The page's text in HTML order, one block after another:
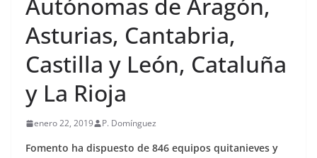
Asturias, Cantabria,
Castilla y León, Cataluña
y La Rioja
enero 22, 2019 P. Domínguez
Fomento ha dispuesto de 846 equipos quitanieves y